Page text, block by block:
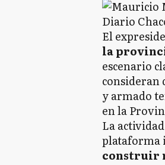
El
la
escenario
consideran
y armado
en la
La
plataforma
construir